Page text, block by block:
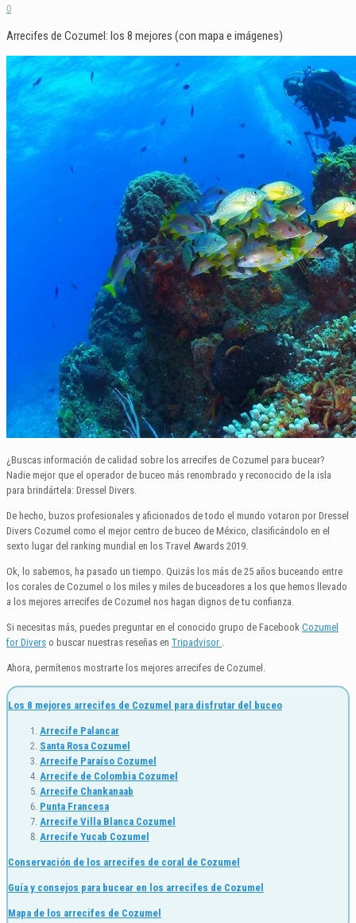
0
Arrecifes de Cozumel: los 8 mejores (con mapa e imágenes)
¿Buscas información de calidad sobre los arrecifes de Cozumel para bucear?
Nadie mejor que el operador de buceo más renombrado y reconocido de la isla
para brindártela: Dressel Divers.
De hecho, buzos profesionales y aficionados de todo el mundo votaron por Dressel
Divers Cozumel como el mejor centro de buceo de México, clasificándolo en el
sexto lugar del ranking mundial en los Travel Awards 2019.
Ok, lo sabemos, ha pasado un tiempo. Quizás los más de 25 años buceando entre
los corales de Cozumel o los miles y miles de buceadores a los que hemos llevado
a los mejores arrecifes de Cozumel nos hagan dignos de tu confianza.
Si necesitas más, puedes preguntar en el conocido grupo de Facebook Cozumel
for Divers o buscar nuestras reseñas en Tripadvisor .
Ahora, permítenos mostrarte los mejores arrecifes de Cozumel.
Los 8 mejores arrecifes de Cozumel para disfrutar del buceo
Arrecife Palancar
Santa Rosa Cozumel
Arrecife Paraíso Cozumel
Arrecife de Colombia Cozumel
Arrecife Chankanaab
Punta Francesa
Arrecife Villa Blanca Cozumel
Arrecife Yucab Cozumel
Conservación de los arrecifes de coral de Cozumel
Guía y consejos para bucear en los arrecifes de Cozumel
Mapa de los arrecifes de Cozumel